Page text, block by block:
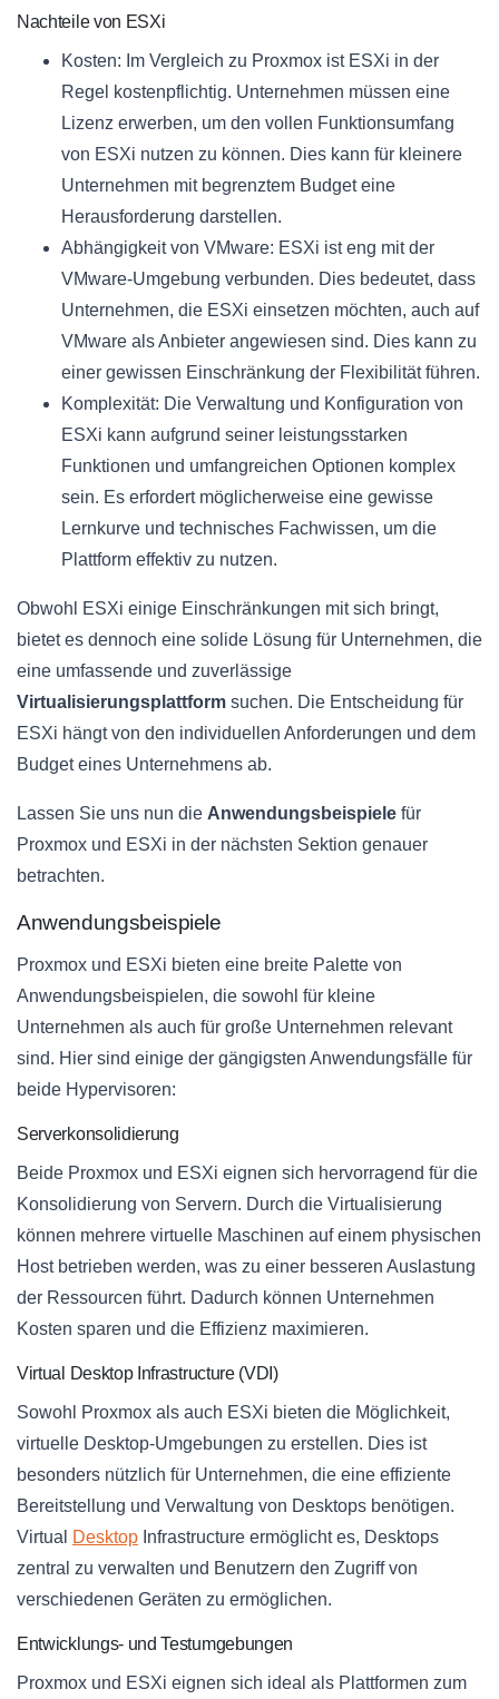
Nachteile von ESXi
Kosten: Im Vergleich zu Proxmox ist ESXi in der
Regel kostenpflichtig. Unternehmen müssen eine
Lizenz erwerben, um den vollen Funktionsumfang
von ESXi nutzen zu können. Dies kann für kleinere
Unternehmen mit begrenztem Budget eine
Herausforderung darstellen.
Abhängigkeit von VMware: ESXi ist eng mit der
VMware-Umgebung verbunden. Dies bedeutet, dass
Unternehmen, die ESXi einsetzen möchten, auch auf
VMware als Anbieter angewiesen sind. Dies kann zu
einer gewissen Einschränkung der Flexibilität führen.
Komplexität: Die Verwaltung und Konfiguration von
ESXi kann aufgrund seiner leistungsstarken
Funktionen und umfangreichen Optionen komplex
sein. Es erfordert möglicherweise eine gewisse
Lernkurve und technisches Fachwissen, um die
Plattform effektiv zu nutzen.
Obwohl ESXi einige Einschränkungen mit sich bringt,
bietet es dennoch eine solide Lösung für Unternehmen, die
eine umfassende und zuverlässige
Virtualisierungsplattform suchen. Die Entscheidung für
ESXi hängt von den individuellen Anforderungen und dem
Budget eines Unternehmens ab.
Lassen Sie uns nun die Anwendungsbeispiele für
Proxmox und ESXi in der nächsten Sektion genauer
betrachten.
Anwendungsbeispiele
Proxmox und ESXi bieten eine breite Palette von
Anwendungsbeispielen, die sowohl für kleine
Unternehmen als auch für große Unternehmen relevant
sind. Hier sind einige der gängigsten Anwendungsfälle für
beide Hypervisoren:
Serverkonsolidierung
Beide Proxmox und ESXi eignen sich hervorragend für die
Konsolidierung von Servern. Durch die Virtualisierung
können mehrere virtuelle Maschinen auf einem physischen
Host betrieben werden, was zu einer besseren Auslastung
der Ressourcen führt. Dadurch können Unternehmen
Kosten sparen und die Effizienz maximieren.
Virtual Desktop Infrastructure (VDI)
Sowohl Proxmox als auch ESXi bieten die Möglichkeit,
virtuelle Desktop-Umgebungen zu erstellen. Dies ist
besonders nützlich für Unternehmen, die eine effiziente
Bereitstellung und Verwaltung von Desktops benötigen.
Virtual
Desktop Infrastructure ermöglicht es, Desktops
zentral zu verwalten und Benutzern den Zugriff von
verschiedenen Geräten zu ermöglichen.
Entwicklungs- und Testumgebungen
Proxmox und ESXi eignen sich ideal als Plattformen zum